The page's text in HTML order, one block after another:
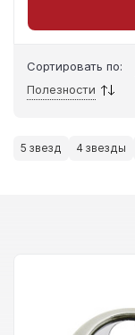
Сортировать по:
Полезности
5 звезд 4 звезды